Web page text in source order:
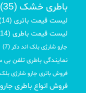
باطری خشک (35)
لیست قیمت باتری (14)
لیست قیمت باطری (14)
جارو شارژی بلک اند دکر (7)
نمایندگی باطری تلفن بی
فروش باتری جارو شارژی بلک
فروش انواع باطری جارو